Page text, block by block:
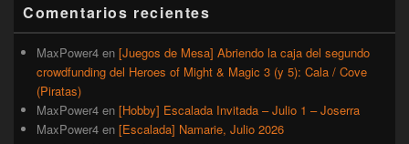
lateral
primaria
Comentarios recientes
MaxPower4 en [Juegos de Mesa] Abriendo la caja del segundo
crowdfunding del Heroes of Might & Magic 3 (y 5): Cala / Cove
(Piratas)
MaxPower4 en [Hobby] Escalada Invitada – Julio 1 – Joserra
MaxPower4 en [Escalada] Namarie, Julio 2026